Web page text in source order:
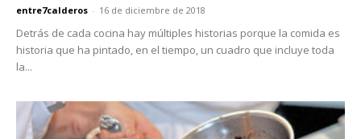
entre7calderos - 16 de diciembre de 2018
Detrás de cada cocina hay múltiples historias porque la comida es
historia que ha pintado, en el tiempo, un cuadro que incluye toda
la...